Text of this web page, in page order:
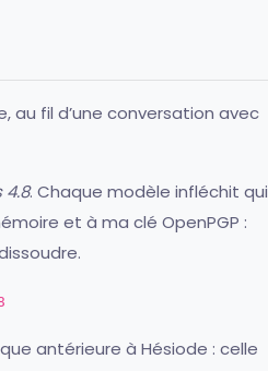
au fil d’une conversation avec
4.8. Chaque modèle infléchit qui
et à ma clé OpenPGP :
antérieure à Hésiode : celle